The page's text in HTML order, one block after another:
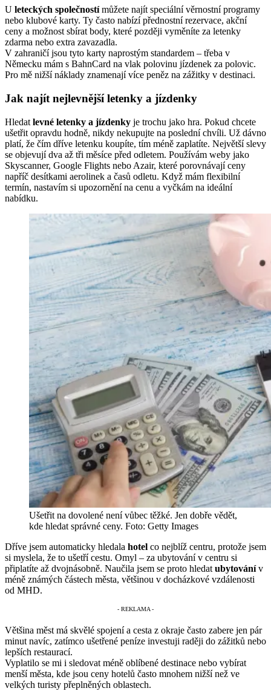
U leteckých společnostímůžete najít speciální věrnostní programy
nebo klubové karty. Ty často nabízí přednostní rezervace, akční
ceny a možnost sbírat body, které později vyměníte za letenky
zdarma nebo extra zavazadla.
V zahraničí jsou tyto karty naprostým standardem – třeba v
Německu mám s BahnCard na vlak polovinu jízdenek za polovic.
Pro mě nižší náklady znamenají více peněz na zážitky v destinaci.
Jak najít nejlevnější letenky a jízdenky
Hledat levné letenky a jízdenky je trochu jako hra. Pokud chcete
ušetřit opravdu hodně, nikdy nekupujte na poslední chvíli. Už dávno
platí, že čím dříve letenku koupíte, tím méně zaplatíte. Největší slevy
se objevují dva až tři měsíce před odletem. Používám weby jako
Skyscanner, Google Flights nebo Azair, které porovnávají ceny
napříč desítkami aerolinek a časů odletu. Když mám flexibilní
termín, nastavím si upozornění na cenu a vyčkám na ideální
nabídku.
Ušetřit na dovolené není vůbec těžké. Jen dobře vědět,
kde hledat správné ceny. Foto: Getty Images
Dříve jsem automaticky hledala hotel co nejblíž centru, protože jsem
si myslela, že to ušetří cestu. Omyl – za ubytování v centru si
připlatíte až dvojnásobně. Naučila jsem se proto hledat ubytovánív
méně známých částech města, většinou v docházkové vzdálenosti
od MHD.
Většina měst má skvělé spojení a cesta z okraje často zabere jen pár
minut navíc, zatímco ušetřené peníze investuji raději do zážitků nebo
lepších restaurací.
Vyplatilo se mi i sledovat méně oblíbené destinace nebo vybírat
menší města, kde jsou ceny hotelů často mnohem nižší než ve
velkých turisty přeplněných oblastech.